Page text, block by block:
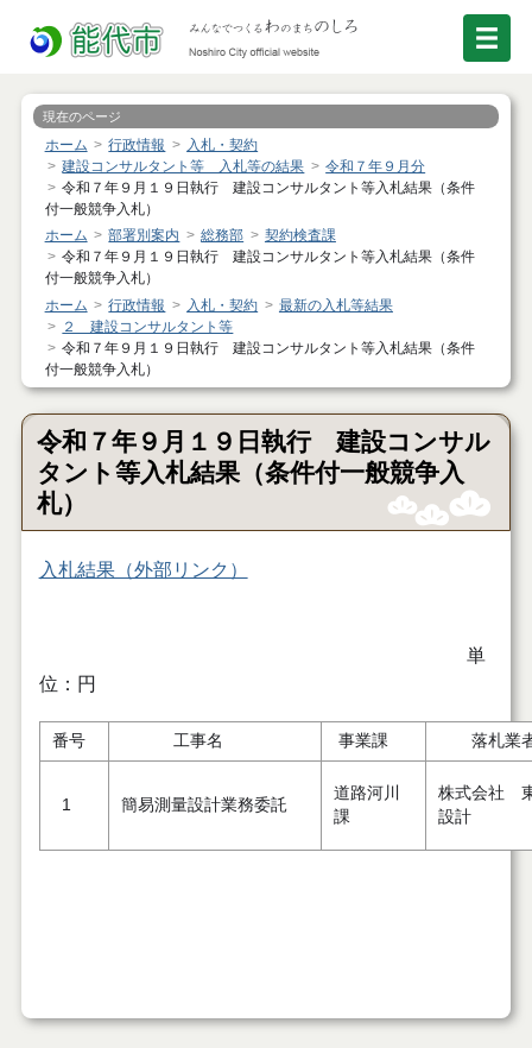
現在のページ
ホーム 行政情報
入札・契約
建設コンサルタント等 入札等の結果
令和７年９月分
令和７年９月１９日執行 建設コンサルタント等入札結果（条件
付一般競争入札）
ホーム
部署別案内 総務部
契約検査課
令和７年９月１９日執行 建設コンサルタント等入札結果（条件
付一般競争入札）
ホーム
行政情報 入札・契約
最新の入札等結果
２ 建設コンサルタント等
令和７年９月１９日執行 建設コンサルタント等入札結果（条件
付一般競争入札）
令和７年９月１９日執行 建設コンサル
タント等入札結果（条件付一般競争入
札）
入札結果（外部リンク）
単
位：円
番号 工事名 事業課 落札業
1 簡易測量設計業務委託
道路河川
課
株式会社
設計